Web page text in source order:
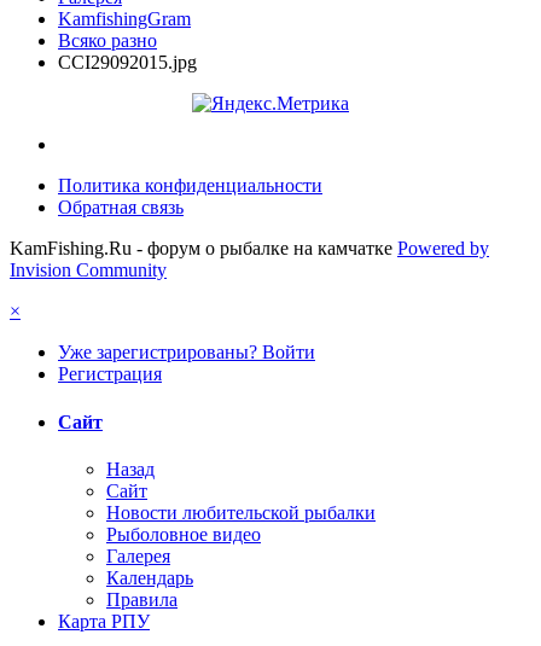
KamfishingGram
Всяко разно
CCI29092015.jpg
Политика конфиденциальности
Обратная связь
KamFishing.Ru - форум о рыбалке на камчатке Powered by
Invision Community
×
Уже зарегистрированы? Войти
Регистрация
Сайт
Назад
Сайт
Новости любительской рыбалки
Рыболовное видео
Галерея
Календарь
Правила
Карта РПУ